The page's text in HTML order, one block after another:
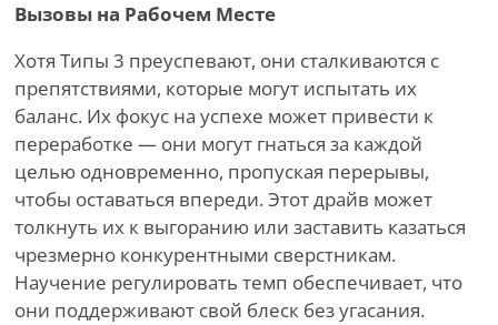
Вызовы на Рабочем Месте
Хотя Типы 3 преуспевают, они сталкиваются с
препятствиями, которые могут испытать их
баланс. Их фокус на успехе может привести к
переработке — они могут гнаться за каждой
целью одновременно, пропуская перерывы,
чтобы оставаться впереди. Этот драйв может
толкнуть их к выгоранию или заставить казаться
чрезмерно конкурентными сверстникам.
Научение регулировать темп обеспечивает, что
они поддерживают свой блеск без угасания.